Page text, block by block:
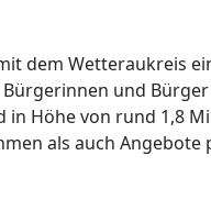
dem Wetteraukreis
und
Höhe von rund 1,8
als auch